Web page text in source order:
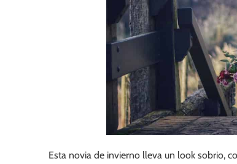
Esta novia de invierno lleva un look sobrio,